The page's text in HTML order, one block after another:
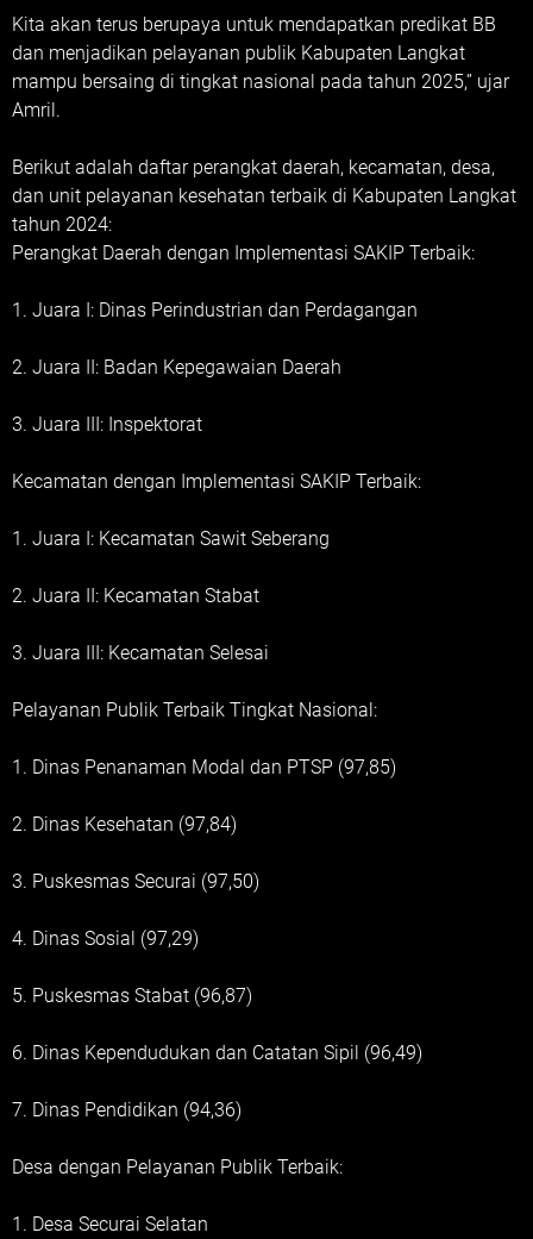
Kita akan terus berupaya untuk mendapatkan predikat BB
dan menjadikan pelayanan publik Kabupaten Langkat
mampu bersaing di tingkat nasional pada tahun 2025,” ujar
Amril.
Berikut adalah daftar perangkat daerah, kecamatan, desa,
dan unit pelayanan kesehatan terbaik di Kabupaten Langkat
tahun 2024:
Perangkat Daerah dengan Implementasi SAKIP Terbaik:
1. Juara I: Dinas Perindustrian dan Perdagangan
2. Juara II: Badan Kepegawaian Daerah
3. Juara III: Inspektorat
Kecamatan dengan Implementasi SAKIP Terbaik:
1. Juara I: Kecamatan Sawit Seberang
2. Juara II: Kecamatan Stabat
3. Juara III: Kecamatan Selesai
Pelayanan Publik Terbaik Tingkat Nasional:
1. Dinas Penanaman Modal dan PTSP (97,85)
2. Dinas Kesehatan (97,84)
3. Puskesmas Securai (97,50)
4. Dinas Sosial (97,29)
5. Puskesmas Stabat (96,87)
6. Dinas Kependudukan dan Catatan Sipil (96,49)
7. Dinas Pendidikan (94,36)
Desa dengan Pelayanan Publik Terbaik:
1. Desa Securai Selatan